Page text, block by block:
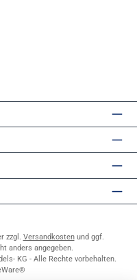
zzgl. Versandkostenund ggf.
anders angegeben.
KG - Alle Rechte vorbehalten.